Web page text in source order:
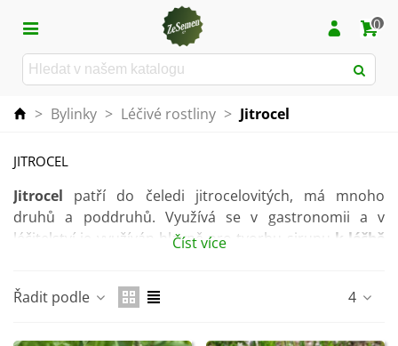
0
> Bylinky > Léčivé rostliny > Jitrocel
JITROCEL
Jitrocel patří do čeledi jitrocelovitých, má mnoho
druhů a poddruhů. Využívá se v gastronomii a v
léčitelství je využíván hlavně pro tvorbu sirupu k léčbě
Semena rostliny slouží zejména ke krmení chovného
Číst více
Řadit podle 4